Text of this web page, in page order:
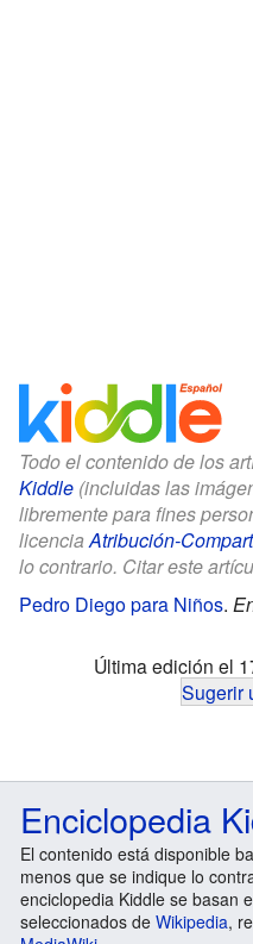
Todo el contenido de los
Kiddle (incluidas las
libremente para fines
licenciaAtribución-
lo contrario. Citar este
Pedro Diego para Niños.
Última edición el
Sugerir
Enciclopedia
El contenido está disponible
menos que se indique lo
enciclopedia Kiddle se basan
seleccionados de Wikipedia,